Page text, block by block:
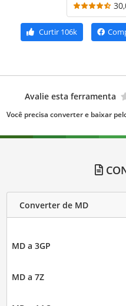
Curtir 106k
Avalie esta ferramenta
Você precisa converter e baixar
Converter de MD
MD a 3GP
MD a 7Z